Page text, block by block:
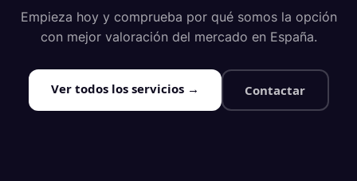
Empieza hoy y comprueba por qué somos la opción
con mejor valoración del mercado en España.
Ver todos los servicios → Contactar